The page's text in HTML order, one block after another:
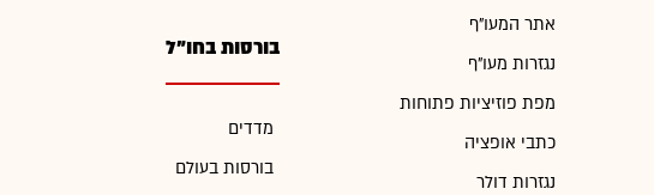
אתר המעו"ף
נגזרות מעו"ף
מפת פוזיציות פתוחות
כתבי אופציה
נגזרות דולר
בורסות בחו"ל
מדדים
בורסות בעולם